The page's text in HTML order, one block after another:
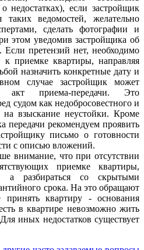
недостатках), если застройщик
таких ведомостей, желательно
сделать фотографии и
этом уведомив застройщика об
Если претензий нет, необходимо
к приемке квартиры, направляя
назначить конкретные дату и
случае застройщик может
акт приема-передачи. Это
судом как недобросовестного и
на взыскание неустойки. Кроме
передачи рекомендуем проявить
письмо о готовности
с описью вложений.
внимание, что при отсутствии
приемке квартиры,
а разбираться со скрытыми
срока. На это обращают
квартиру - основания
в квартире невозможно жить
иных недостатков существует